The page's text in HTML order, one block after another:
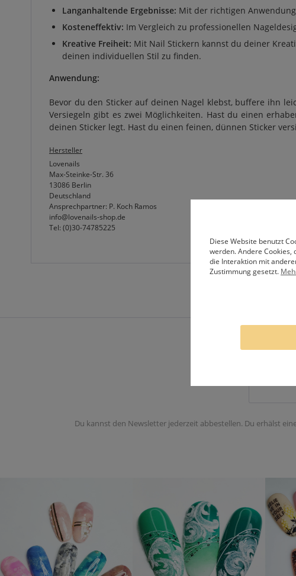
Langanhaltende Ergebnisse: Mit der richtigen
Kosteneffektiv: Im Vergleich zu professionellen
Kreative Freiheit: Mit Nail Stickern kannst du deiner
deinen individuellen Stil zu finden.
Anwendung:
Bevor du den Sticker auf deinen Nagel klebst, buffere ihn
Versiegeln gibt es zwei Möglichkeiten. Hast du einen
deinen Sticker legt. Hast du einen feinen, dünnen Sticker
Hersteller
Lovenails
Max-Steinke-Str. 36
13086 Berlin
Deutschland
Ansprechpartner: P. Koch Ramos
info@lovenails-shop.de
Tel: (0)30-74785225
Du kannst den Newsletter jederzeit abbestellen. Du erhälst
Diese Website benutzt
werden. Andere
die Interaktion mit
Zustimmung gesetzt.